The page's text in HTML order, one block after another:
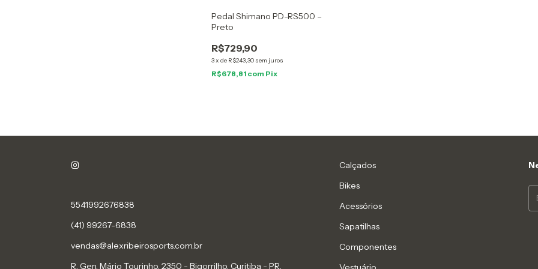
Pedal Shimano PD-RS500 –
Preto
R$729,90
3xde R$243,30 sem juros
R$678,81 com Pix
5541992676838
(41) 99267-6838
vendas@alexribeirosports.com.br
R. Gen. Mário Tourinho, 2350 - Bigorrilho, Curitiba - PR,
Calçados
Bikes
Acessórios
Sapatilhas
Componentes